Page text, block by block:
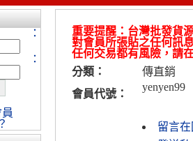
重要提醒：台灣批發貨
對會員所張貼之任何訊
任何交易都有風險，請
分類：
傳直銷
會員代號：
yenyen99
留言